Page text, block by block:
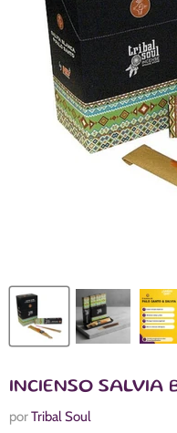
INCIENSO SALVIA
porTribal Soul